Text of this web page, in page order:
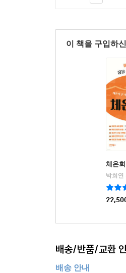
이 책을 구입하
체온회
박희연
배송/반품/교환
배송 안내